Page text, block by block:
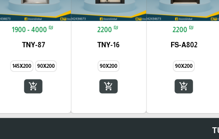
2200 ₪
FS-A802
90X200
add_shopping_cart
2200 ₪
TNY-16
90X200
add_shopping_cart
1900 - 4000 ₪
TNY-87
90X200
145X200
add_shopping_cart